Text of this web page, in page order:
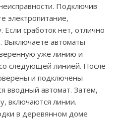
Подключив
электропитание,
Если сработок нет, отлично
автоматы
уже линию и
следующей линией. После
и подключены
вводный автомат. Затем,
включаются линии.
в деревянном доме